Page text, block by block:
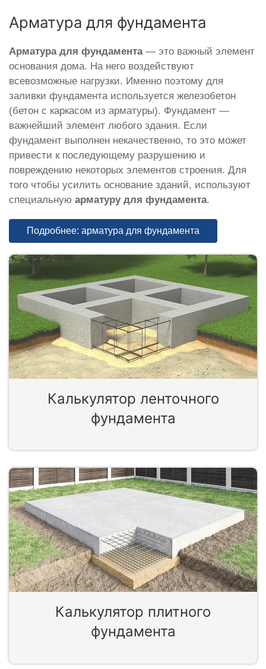
Арматура для фундамента
Арматура для фундамента— это важный элемент
основания дома. На него воздействуют
всевозможные нагрузки. Именно поэтому для
заливки фундамента используется железобетон
(бетон с каркасом из арматуры). Фундамент —
важнейший элемент любого здания. Если
фундамент выполнен некачественно, то это может
привести к последующему разрушению и
повреждению некоторых элементов строения. Для
того чтобы усилить основание зданий, используют
специальную арматуру для фундамента.
Подробнее: арматура для фундамента
Калькулятор ленточного
фундамента
Калькулятор плитного
фундамента